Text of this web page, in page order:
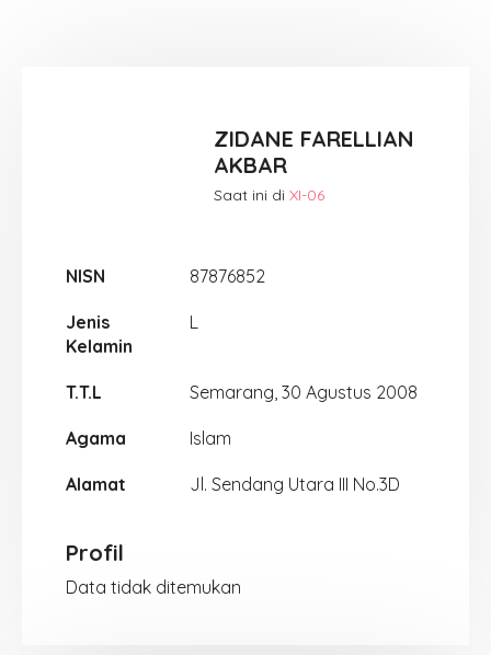
ZIDANE FARELLIAN
AKBAR
Saat ini diXI-06
NISN 87876852
Jenis
Kelamin
L
T.T.L Semarang, 30 Agustus 2008
Agama Islam
Alamat Jl. Sendang Utara III No.3D
Profil
Data tidak ditemukan